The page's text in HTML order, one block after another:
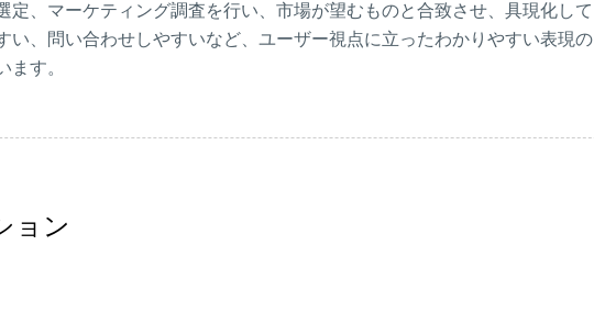
定、マーケティング調査を行い、市場が望むものと合致させ、具現化して
い、問い合わせしやすいなど、ユーザー視点に立ったわかりやすい表現の
ます。
ョン